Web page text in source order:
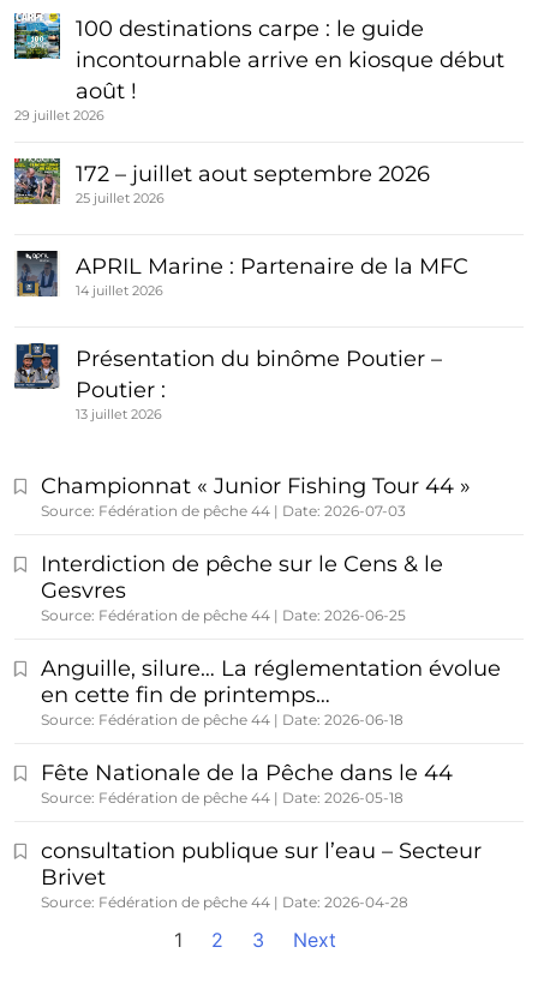
100 destinations carpe : le guide
incontournable arrive en kiosque début
août !
29 juillet 2026
172 – juillet aout septembre 2026
25 juillet 2026
APRIL Marine : Partenaire de la MFC
14 juillet 2026
Présentation du binôme Poutier –
Poutier :
13 juillet 2026
Championnat « Junior Fishing Tour 44 »
Source: Fédération de pêche 44 Date: 2026-07-03
Interdiction de pêche sur le Cens & le
Gesvres
Source: Fédération de pêche 44 Date: 2026-06-25
Anguille, silure… La réglementation évolue
en cette fin de printemps…
Source: Fédération de pêche 44 Date: 2026-06-18
Fête Nationale de la Pêche dans le 44
Source: Fédération de pêche 44 Date: 2026-05-18
consultation publique sur l’eau – Secteur
Brivet
Source: Fédération de pêche 44 Date: 2026-04-28
1 2 3 Next